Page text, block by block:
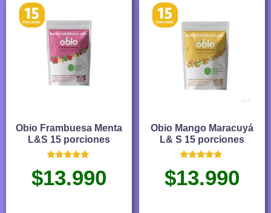
Obio Frambuesa Menta
L&S 15 porciones
con
5.00
$13.990
Obio Mango Maracuyá
L& S 15 porciones
con
5.00
$13.990